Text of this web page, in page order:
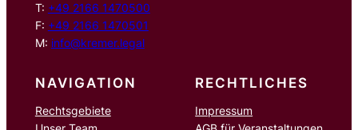
T: +49 2166 1470500
F: +49 2166 1470501
M: info@kremer.legal
NAVIGATION
Rechtsgebiete
RECHTLICHES
Impressum